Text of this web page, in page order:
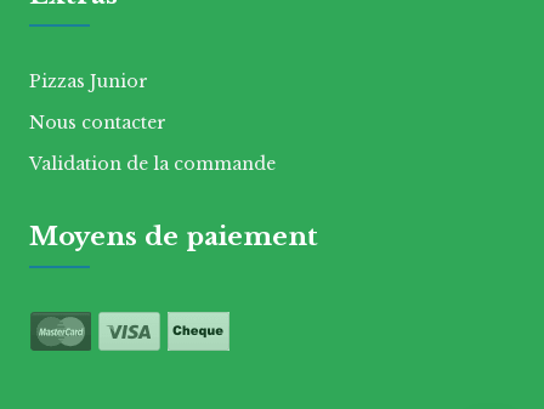
Pizzas Junior
Nous contacter
Validation de la commande
Moyens de paiement